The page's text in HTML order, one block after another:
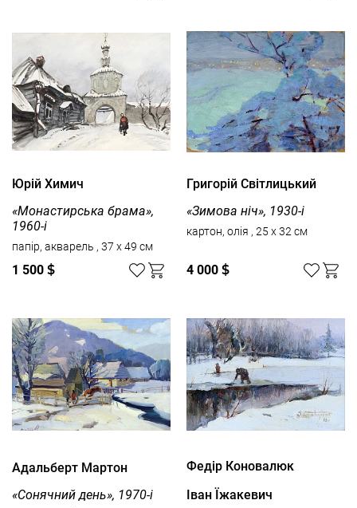
Юрій Химич
«Монастирська брама»,
1960-і
папір, акварель , 37 x 49 см
1 500 $
Григорій Світлицький
«Зимова ніч», 1930-і
картон, олія , 25 x 32 см
4 000 $
Адальберт Мартон
«Сонячний день», 1970-і
Федір Коновалюк
Іван Їжакевич